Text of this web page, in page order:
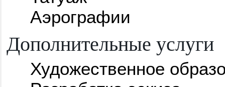
Аэрографии
Дополнительные услуги
Художественное